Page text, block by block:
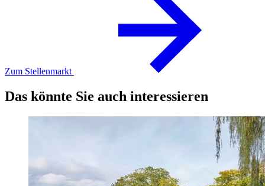
Zum Stellenmarkt
Das könnte Sie auch interessieren